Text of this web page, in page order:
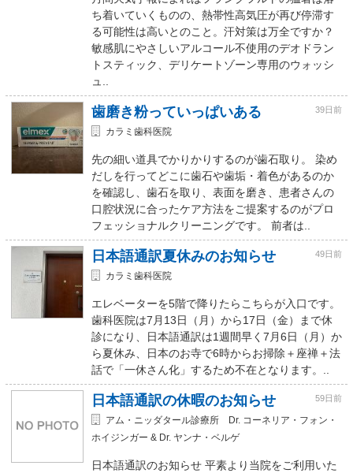
ち着いていくものの、熱帯性高気圧が再び停滞す
る可能性は高いとのこと。汗対策は万全ですか？
敏感肌にやさしいアルコール不使用のデオドラン
トスティック、デリケートゾーン専用のウォッシ
ュ..
歯磨き粉っていっぱいある 39日前
カラミ歯科医院
先の細い道具でかりかりするのが歯石取り。 染め
だしを行ってどこに歯石や歯垢・着色があるのか
を確認し、歯石を取り、表面を磨き、患者さんの
口腔状況に合ったケア方法をご提案するのがプロ
フェッショナルクリーニングです。 前者は..
日本語通訳夏休みのお知らせ 49日前
カラミ歯科医院
エレベーターを5階で降りたらこちらが入口です。
歯科医院は7月13日（月）から17日（金）まで休
診になり、日本語通訳は1週間早く7月6日（月）か
ら夏休み、日本のお寺で6時からお掃除＋座禅＋法
話で「一休さん化」するため不在となります。..
日本語通訳の休暇のお知らせ 59日前
アム・ニッダタール診療所 Dr. コーネリア・フォン・
ホイジンガー & Dr. ヤンナ・ベルゲ
日本語通訳のお知らせ 平素より当院をご利用いた